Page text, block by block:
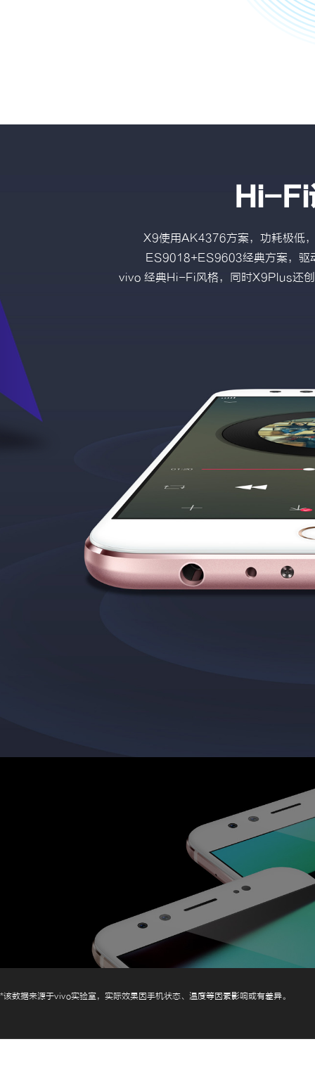
Hi-Fi
X9使用AK4376方案，功耗极低
ES9018+ES9603经典方案，驱
vivo 经典Hi-Fi风格，同时X9Plus还创
*该数据来源于vivo实验室，实际效果因手机状态、温度等因素影响或有差异。